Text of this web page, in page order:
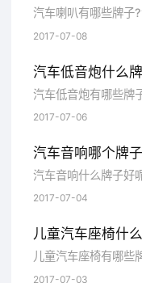
成为行业中的最
上海小糸车
名）汽车配件品
海市高新技术
2017-07-08
汽车低音炮什么
2017-07-06
汽车音响哪个牌
2017-07-04
儿童汽车座椅什
2017-07-03